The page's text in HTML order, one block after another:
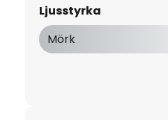
Ljusstyrka
Mörk